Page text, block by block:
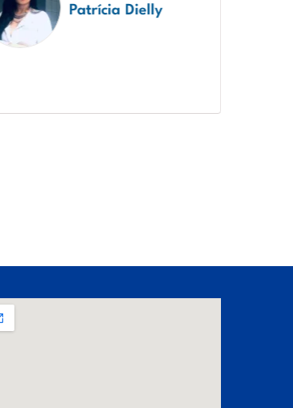
Patrícia Dielly